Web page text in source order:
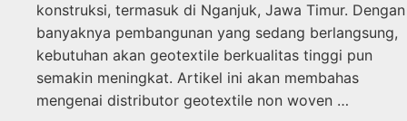
konstruksi, termasuk di Nganjuk, Jawa Timur. Dengan
banyaknya pembangunan yang sedang berlangsung,
kebutuhan akan geotextile berkualitas tinggi pun
semakin meningkat. Artikel ini akan membahas
mengenai distributor geotextile non woven …